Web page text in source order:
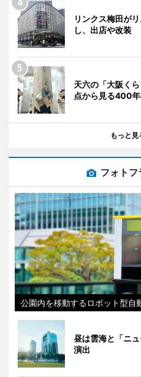
リンクス梅田が
し、出店や改装
天六の「大阪く
点から見る400
もっと見
フォトフ
公園内を移動するロボット型自
昼は雲海と「ニ
演出